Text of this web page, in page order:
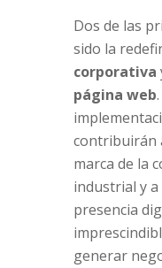
Dos de las
sido la
corporativa
página web
contribuirán
marca de la
industrial y
presencia
generar